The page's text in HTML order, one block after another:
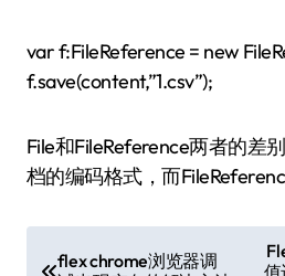
var f:FileReference = new
f.save(content,”1.csv”);
File和FileReference两者的差
档的编码格式，而
flex chrome浏览器调
值